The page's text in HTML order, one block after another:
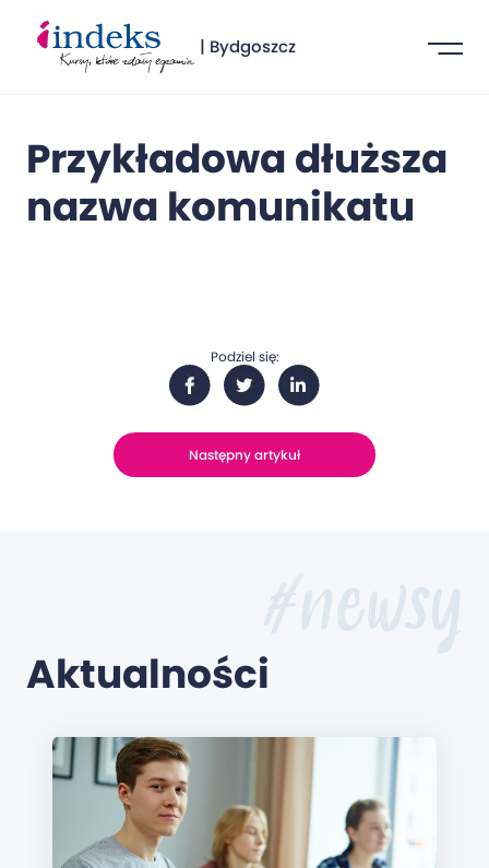
| Bydgoszcz
Przykładowa dłuższa
nazwa komunikatu
Podziel się:
Następny artykuł
Aktualności